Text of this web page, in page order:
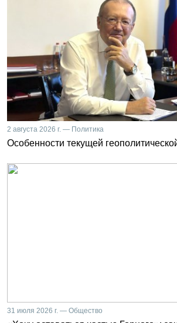
2 августа 2026 г. — Политика
Особенности текущей
31 июля 2026 г. — Общество